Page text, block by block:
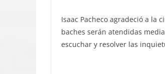
Isaac Pacheco agradeció a la
baches serán atendidas
escuchar y resolver las